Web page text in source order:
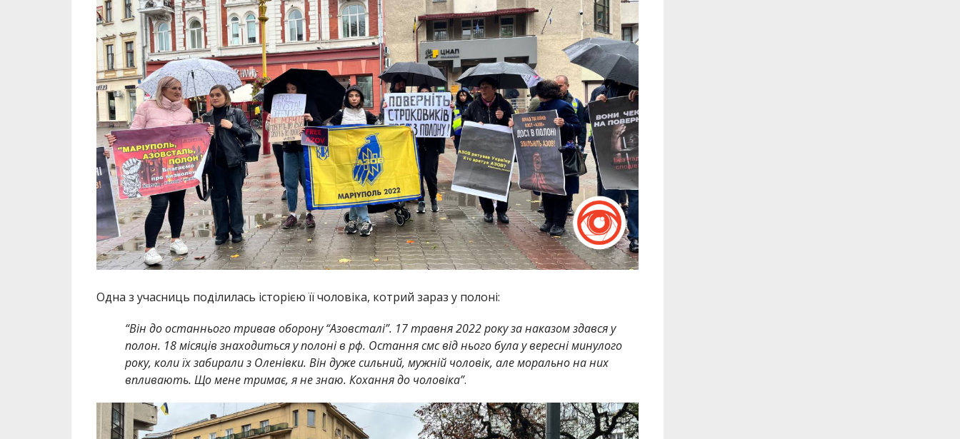
Одна з учасниць поділилась історією її чоловіка, котрий зараз у полоні:
“Він до останнього тривав оборону “Азовсталі”. 17 травня 2022 року за наказом здався у
полон. 18 місяців знаходиться у полоні в рф. Остання смс від нього була у вересні минулого
року, коли їх забирали з Оленівки. Він дуже сильний, мужній чоловік, але морально на них
впливають. Що мене тримає, я не знаю. Кохання до чоловіка”.